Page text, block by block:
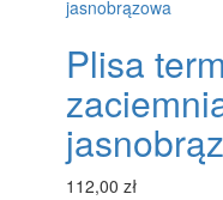
Plisa
112,00 zł